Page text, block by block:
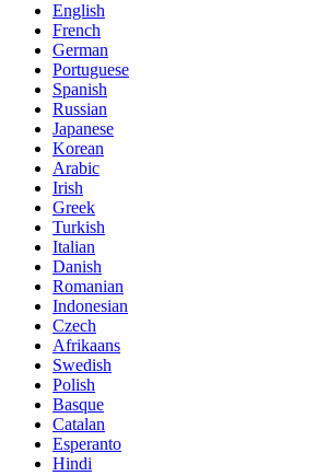
English
French
German
Portuguese
Spanish
Russian
Japanese
Korean
Arabic
Irish
Greek
Turkish
Italian
Danish
Romanian
Indonesian
Czech
Afrikaans
Swedish
Polish
Basque
Catalan
Esperanto
Hindi